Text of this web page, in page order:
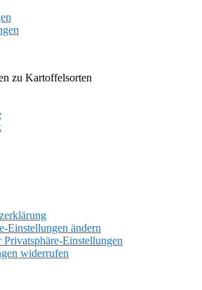
zu Kartoffelsorten
Einstellungen ändern
Privatsphäre-Einstellungen
widerrufen